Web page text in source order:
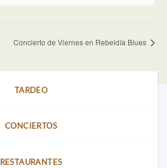
Concierto de Viernes en Rebeldía Blues
TARDEO
CONCIERTOS
RESTAURANTES